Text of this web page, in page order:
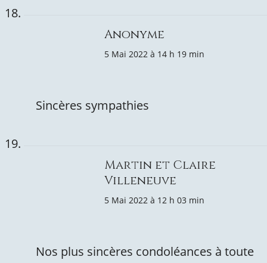
Anonyme
5 Mai 2022 à 14 h 19 min
Sincères sympathies
Martin et Claire
Villeneuve
5 Mai 2022 à 12 h 03 min
Nos plus sincères condoléances à toute